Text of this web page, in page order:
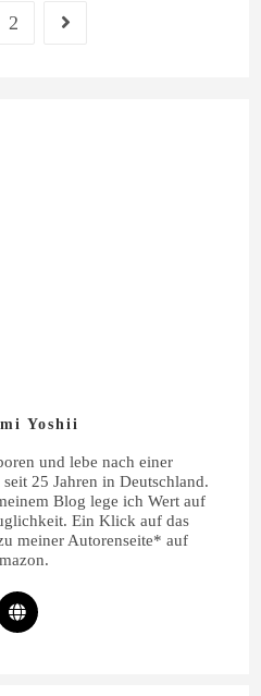
2
Yoshii
und lebe nach einer
25 Jahren in Deutschland.
Blog lege ich Wert auf
Ein Klick auf das
meiner Autorenseite* auf